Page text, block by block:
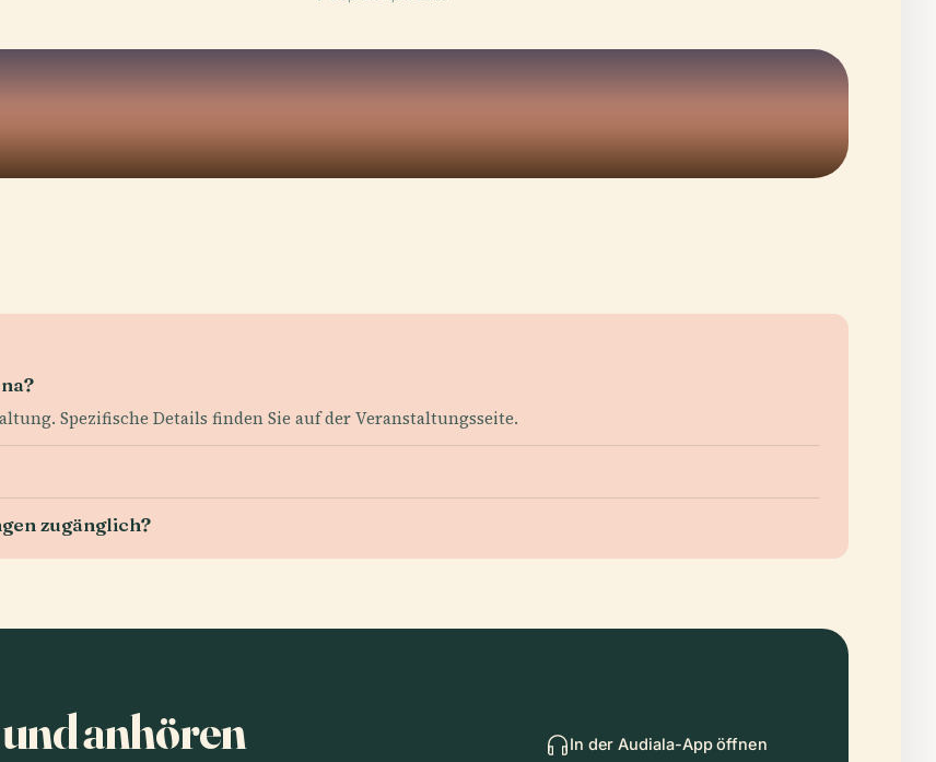
Spezifische Details finden Sie auf der Veranstaltungsseite.
zugänglich?
anhören In der Audiala-App öffnen